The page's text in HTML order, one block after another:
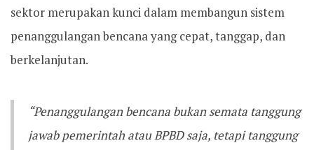
sektor merupakan kunci dalam membangun sistem
penanggulangan bencana yang cepat, tanggap, dan
berkelanjutan.
“Penanggulangan bencana bukan semata tanggung
jawab pemerintah atau BPBD saja, tetapi tanggung